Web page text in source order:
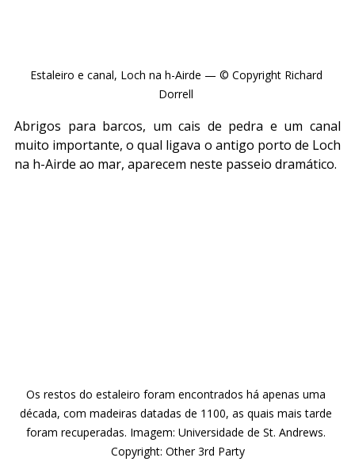
Estaleiro e canal, Loch na h-Airde — © Copyright Richard
Dorrell
Abrigos para barcos, um cais de pedra e um canal
muito importante, o qual ligava o antigo porto de Loch
na h-Airde ao mar, aparecem neste passeio dramático.
Os restos do estaleiro foram encontrados há apenas uma
década, com madeiras datadas de 1100, as quais mais tarde
foram recuperadas. Imagem: Universidade de St. Andrews.
Copyright: Other 3rd Party